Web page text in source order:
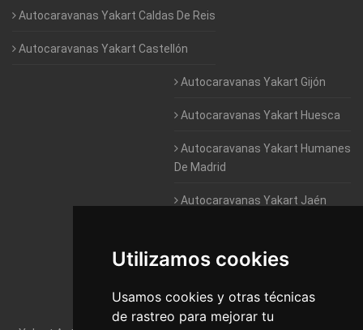
Utilizamos cookies
Usamos cookies y otras técnicas
de rastreo para mejorar tu
Autocaravanas Yakart Caldas De Reis
Autocaravanas Yakart Castellón
Autocaravanas Yakart Gijón
Autocaravanas Yakart Huesca
Autocaravanas Yakart Humanes
De Madrid
Autocaravanas Yakart Jaén
Autocaravanas Yakart Valencia
Autocaravanas Yakart Vitoria